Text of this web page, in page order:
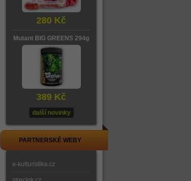
280 Kč
Mutant BIG GREENS 294g
389 Kč
další novinky
PARTNERSKÉ WEBY
e-kulturistika.cz